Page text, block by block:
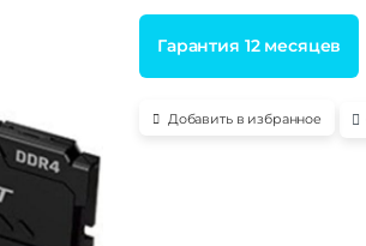
Гарантия 12 месяцев
Добавить в избранное